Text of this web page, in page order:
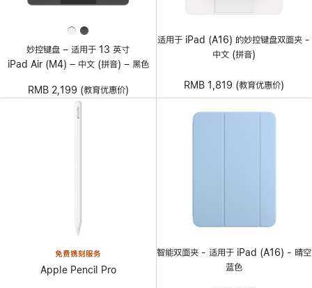
妙控键盘 – 适用于 13 英寸
iPad Air (M4) – 中文 (拼音) – 黑色
RMB 2,199 (教育优惠价)
适用于 iPad (A16) 的妙控键盘双面夹 -
中文 (拼音)
RMB 1,819 (教育优惠价)
免费镌刻服务
Apple Pencil Pro
智能双面夹 - 适用于 iPad (A16) - 晴空
蓝色